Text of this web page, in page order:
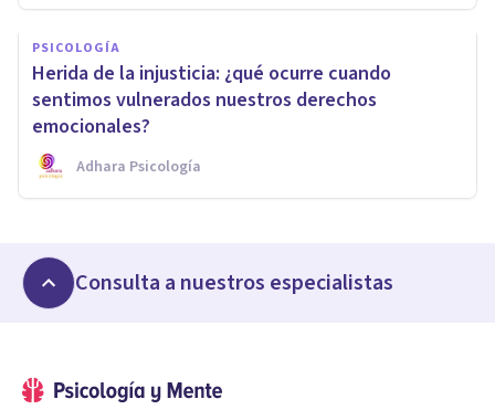
PSICOLOGÍA
Herida de la injusticia: ¿qué ocurre cuando
sentimos vulnerados nuestros derechos
emocionales?
Adhara Psicología
Consulta a nuestros especialistas